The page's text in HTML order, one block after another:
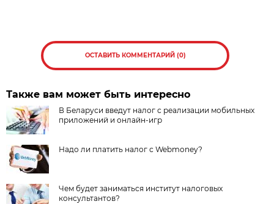
ОСТАВИТЬ КОММЕНТАРИЙ (0)
Также вам может быть интересно
В Беларуси введут налог с реализации мобильных
приложений и онлайн-игр
Надо ли платить налог с Webmoney?
Чем будет заниматься институт налоговых
консультантов?